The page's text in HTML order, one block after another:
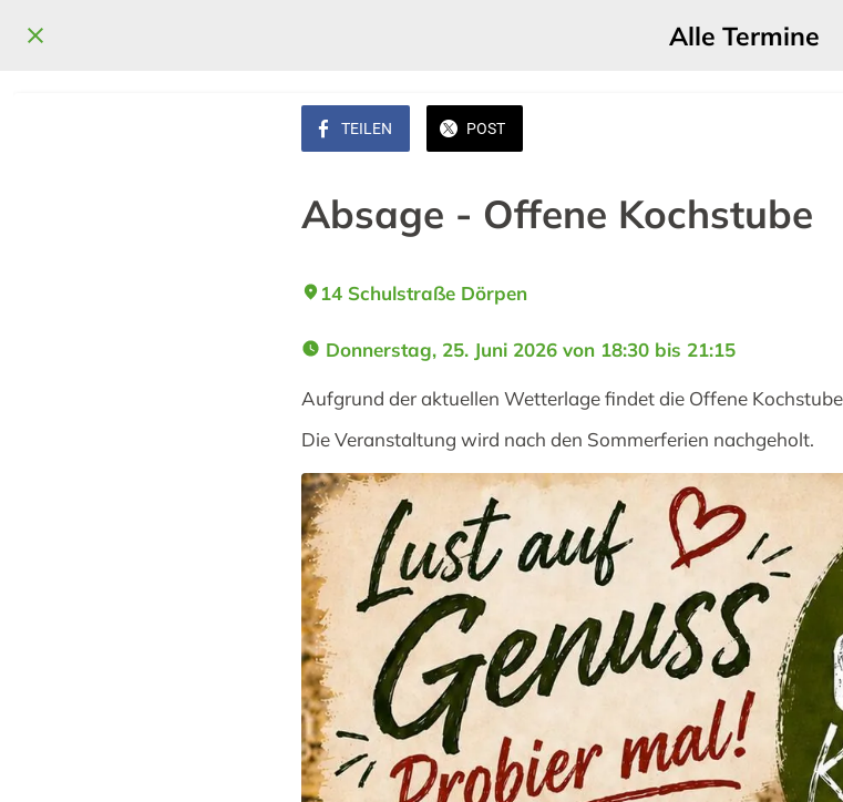
Alle Termine
TEILEN POST
Absage - Offene Kochstube
14 Schulstraße Dörpen
Donnerstag, 25. Juni 2026 von 18:30 bis 21:15
Aufgrund der aktuellen Wetterlage findet die Offene
Die Veranstaltung wird nach den Sommerferien nachgeholt.